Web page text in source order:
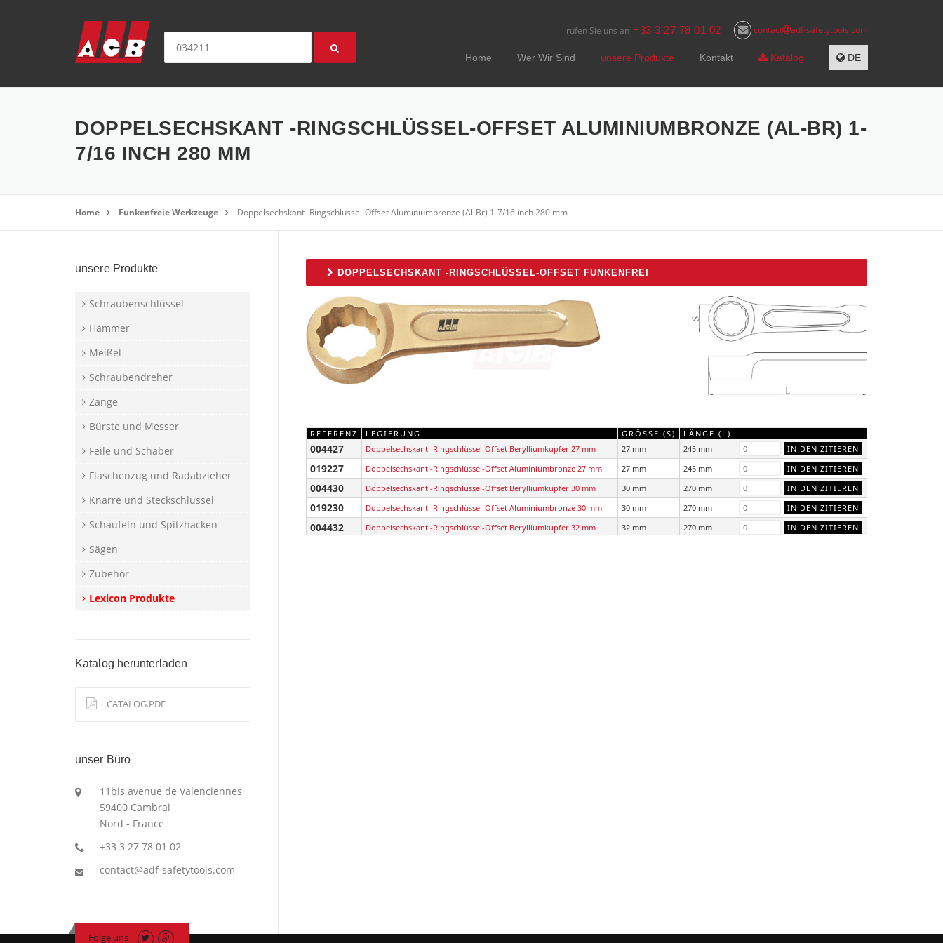
contact adf-safetytools.com
rufen Sie uns an +33 3 27 78 01 02
Home Wer Wir Sind unsere Produkte Kontakt Katalog DE
DOPPELSECHSKANT -RINGSCHLÜSSEL-OFFSET ALUMINIUMBRONZE (AL-BR) 1-
7/16 INCH 280 MM
Home Funkenfreie Werkzeuge Doppelsechskant -Ringschlüssel-Offset Aluminiumbronze (Al-Br) 1-7/16 inch 280 mm
DOPPELSECHSKANT -RINGSCHLÜSSEL-OFFSET FUNKENFREI
REFERENZ LEGIERUNG GRÖSSE (S) LÄNGE (L)
004427 Doppelsechskant -Ringschlüssel-Offset Berylliumkupfer 27 mm 27 mm 245 mm
019227 Doppelsechskant -Ringschlüssel-Offset Aluminiumbronze 27 mm 27 mm 245 mm
004430 Doppelsechskant -Ringschlüssel-Offset Berylliumkupfer 30 mm 30 mm 270 mm
019230 Doppelsechskant -Ringschlüssel-Offset Aluminiumbronze 30 mm 30 mm 270 mm
004432 Doppelsechskant -Ringschlüssel-Offset Berylliumkupfer 32 mm 32 mm 270 mm
unsere Produkte
Schraubenschlüssel
Hämmer
Meißel
Schraubendreher
Zange
Bürste und Messer
Feile und Schaber
Flaschenzug und Radabzieher
Knarre und Steckschlüssel
Schaufeln und Spitzhacken
Sägen
Zubehör
Lexicon Produkte
Katalog herunterladen
CATALOG.PDF
unser Büro
11bis avenue de Valenciennes
59400 Cambrai
Nord - France
+33 3 27 78 01 02
contact@adf-safetytools.com
Folge uns